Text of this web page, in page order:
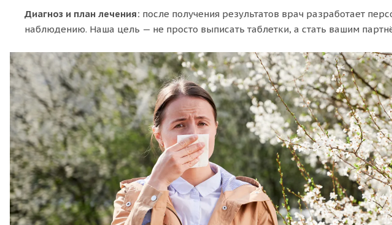
Диагноз и план лечения: после получения результатов врач разработает
наблюдению. Наша цель — не просто выписать таблетки, а стать вашим